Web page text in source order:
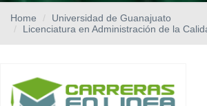
Home
Universidad de Guanajuato
Licenciatura en Administración de la